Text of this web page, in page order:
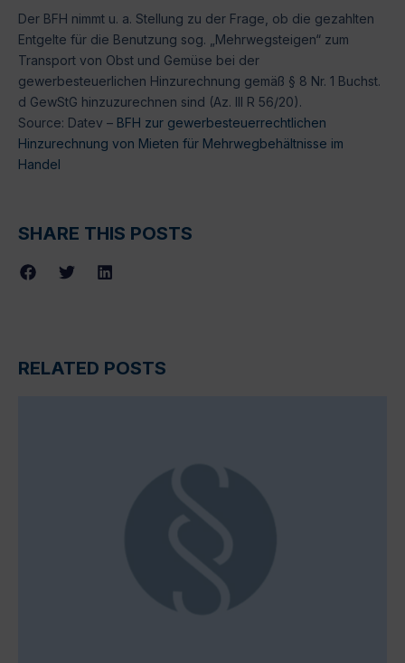
Der BFH nimmt u. a. Stellung zu der Frage, ob die gezahlten
Entgelte für die Benutzung sog. „Mehrwegsteigen“ zum
Transport von Obst und Gemüse bei der
gewerbesteuerlichen Hinzurechnung gemäß § 8 Nr. 1 Buchst.
d GewStG hinzuzurechnen sind (Az. III R 56/20).
Source: Datev – BFH zur gewerbesteuerrechtlichen
Hinzurechnung von Mieten für Mehrwegbehältnisse im
Handel
SHARE THIS POSTS
RELATED POSTS